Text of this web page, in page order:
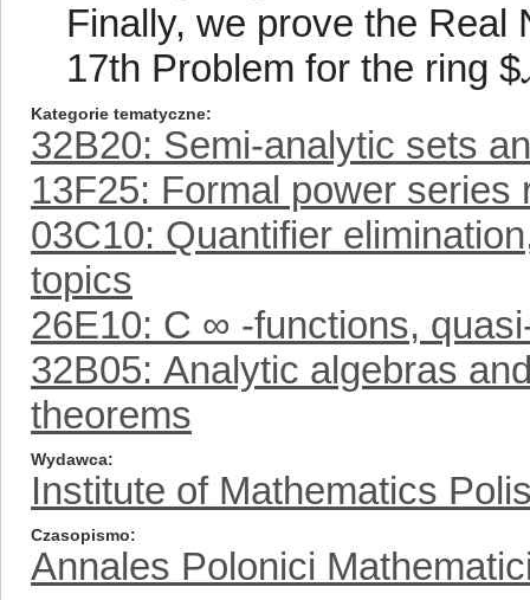
Finally, we prove the Real
17th Problem for the ring
Kategorie tematyczne
32B20: Semi-analytic sets
13F25: Formal power series
03C10: Quantifier
topics
26E10: C ∞ -functions,
32B05: Analytic algebras
theorems
Wydawca
Institute of Mathematics
Czasopismo
Annales Polonici